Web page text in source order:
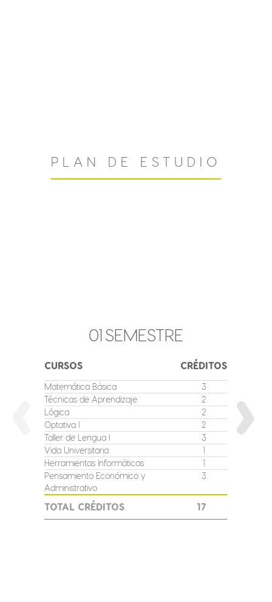
PLAN DE ESTUDIO
01SEMESTRE
CURSOS CRÉDITOS
Matemática Básica
3
Técnicas de Aprendizaje
2
Lógica
2
Optativa I
2
Taller de Lengua I
3
Vida Universitaria
1
Herramientas Informáticas
1
Pensamiento Económico y
Administrativo
3
TOTAL CRÉDITOS 17
Teoría
Ingles I
Optativa